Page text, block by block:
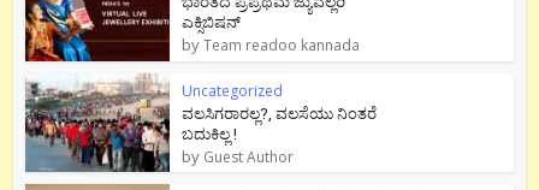
ಎಕ್ಸಿಬಿಷನ್
byTeam readoo kannada
Uncategorized
ವಲಸಿಗರಾರಲ್ಲ?, ವಲಸೆಯು ನಿಂತರೆ
ಬದುಕಿಲ್ಲ !
by Guest Author